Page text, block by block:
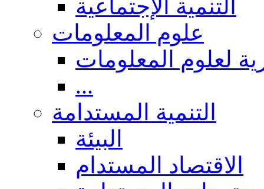
التنمية الإجتماعية
علوم المعلومات
لعلوم المعلومات
...
التنمية المستدامة
البيئة
الاقتصاد المستدام